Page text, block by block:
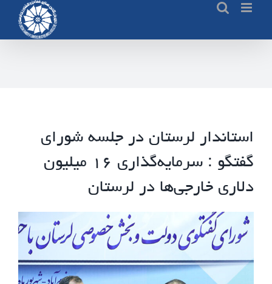
content
استاندار لرستان در جلسه شورای
گفتگو : سرمایه‌گذاری ۱۶ میلیون
دلاری خارجی‌ها در لرستان